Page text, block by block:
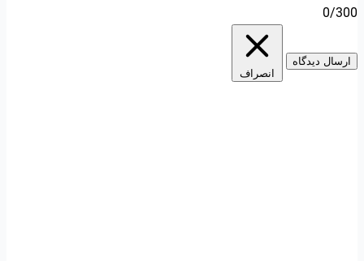
0/300
ارسال دیدگاه
انصراف